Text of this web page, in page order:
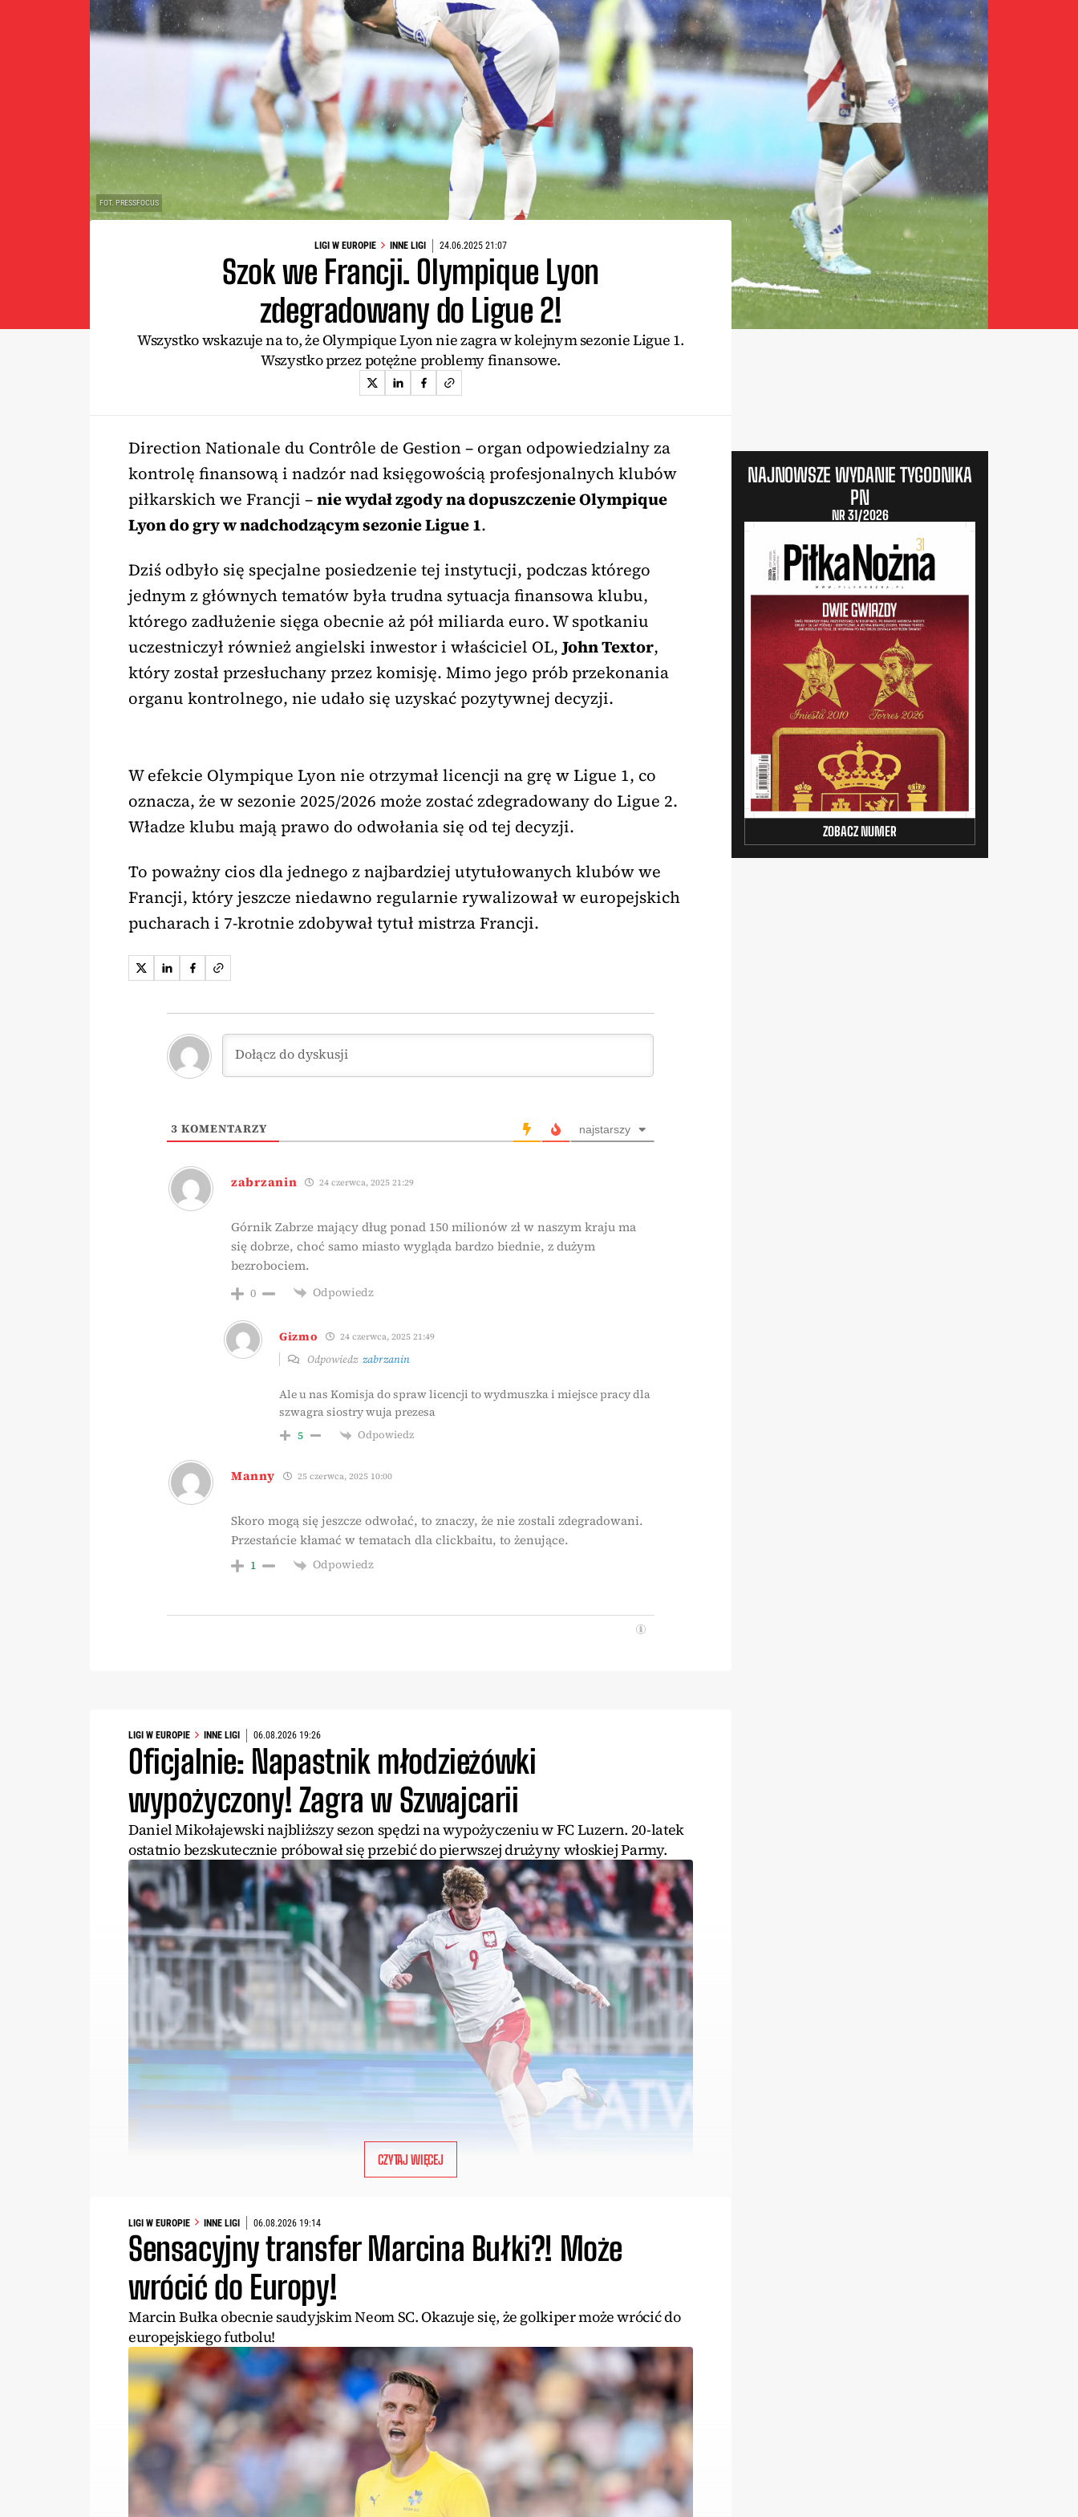
FOT. PRESSFOCUS
LIGI W EUROPIE INNE LIGI 24.06.2025 21:07
Szok we Francji. Olympique Lyon
zdegradowany do Ligue 2!
Wszystko wskazuje na to, że Olympique Lyon nie zagra w kolejnym sezonie Ligue 1.
Wszystko przez potężne problemy finansowe.
Direction Nationale du Contrôle de Gestion – organ odpowiedzialny za
kontrolę finansową i nadzór nad księgowością profesjonalnych klubów
piłkarskich we Francji –nie wydał zgody na dopuszczenie Olympique
Lyon do gry w nadchodzącym sezonie Ligue 1.
Dziś odbyło się specjalne posiedzenie tej instytucji, podczas którego
jednym z głównych tematów była trudna sytuacja finansowa klubu,
którego zadłużenie sięga obecnie aż pół miliarda euro. W spotkaniu
uczestniczył również angielski inwestor i właściciel OL,John Textor,
który został przesłuchany przez komisję. Mimo jego prób przekonania
organu kontrolnego, nie udało się uzyskać pozytywnej decyzji.
W efekcie Olympique Lyon nie otrzymał licencji na grę w Ligue 1, co
oznacza, że w sezonie 2025/2026 może zostać zdegradowany do Ligue 2.
Władze klubu mają prawo do odwołania się od tej decyzji.
To poważny cios dla jednego z najbardziej utytułowanych klubów we
Francji, który jeszcze niedawno regularnie rywalizował w europejskich
pucharach i 7-krotnie zdobywał tytuł mistrza Francji.
3 KOMENTARZY najstarszy
zabrzanin 24 czerwca, 2025 21:29
Górnik Zabrze mający dług ponad 150 milionów zł w naszym kraju ma
się dobrze, choć samo miasto wygląda bardzo biednie, z dużym
bezrobociem.
0 Odpowiedz
Gizmo 24 czerwca, 2025 21:49
Odpowiedz zabrzanin
Ale u nas Komisja do spraw licencji to wydmuszka i miejsce pracy dla
szwagra siostry wuja prezesa
5 Odpowiedz
Manny 25 czerwca, 2025 10:00
Skoro mogą się jeszcze odwołać, to znaczy, że nie zostali zdegradowani.
Przestańcie kłamać w tematach dla clickbaitu, to żenujące.
1 Odpowiedz
NAJNOWSZE WYDANIE TYGODNIKA
PN
NR 31/2026
ZOBACZ NUMER
LIGI W EUROPIE INNE LIGI 06.08.2026 19:26
Oficjalnie: Napastnik młodzieżówki
wypożyczony! Zagra w Szwajcarii
Daniel Mikołajewski najbliższy sezon spędzi na wypożyczeniu w FC Luzern. 20-latek
ostatnio bezskutecznie próbował się przebić do pierwszej drużyny włoskiej Parmy.
CZYTAJ WIĘCEJ
LIGI W EUROPIE INNE LIGI 06.08.2026 19:14
Sensacyjny transfer Marcina Bułki?! Może
wrócić do Europy!
Marcin Bułka obecnie saudyjskim Neom SC. Okazuje się, że golkiper może wrócić do
europejskiego futbolu!